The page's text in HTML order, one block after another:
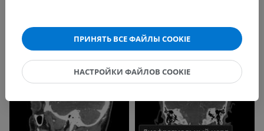
ПРИНЯТЬ ВСЕ ФАЙЛЫ COOKIE
НАСТРОЙКИ ФАЙЛОВ COOKIE